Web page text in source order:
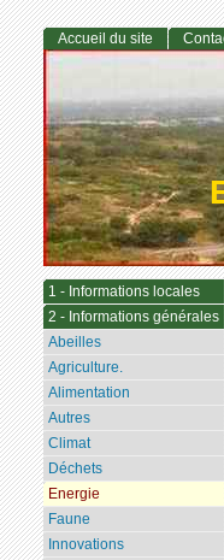
Accueil du site
1 - Informations locales
2 - Informations générales
Abeilles
Agriculture.
Alimentation
Autres
Climat
Déchets
Energie
Faune
Innovations